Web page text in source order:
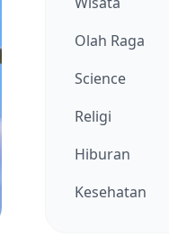
Olah Raga
Science
Religi
Hiburan
Kesehatan